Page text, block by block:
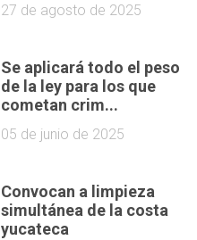
27 de agosto de 2025
Se aplicará todo el peso
de la ley para los que
cometan crim...
05 de junio de 2025
Convocan a limpieza
simultánea de la costa
yucateca